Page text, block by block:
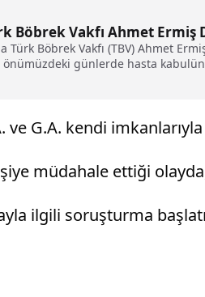
Böbrek Vakfı Ahmet Ermiş
Türk Böbrek Vakfı (TBV) Ahmet
günlerde hasta
G.A. kendi
müdahale ettiği
ilgili soruşturma